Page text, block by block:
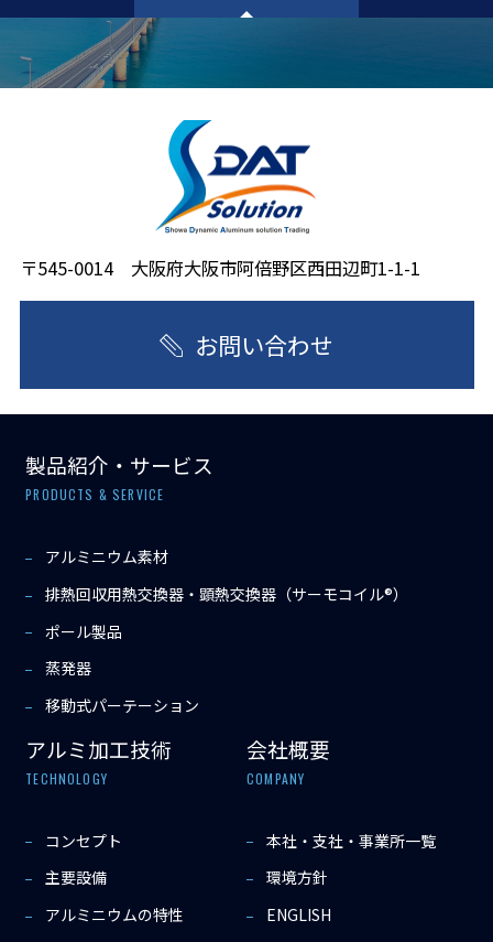
〒545-0014 大阪府大阪市阿倍野区西田辺町1-1-1
お問い合わせ
製品紹介・サービス
PRODUCTS & SERVICE
アルミニウム素材
排熱回収用熱交換器・顕熱交換器（サーモコイル®）
ポール製品
蒸発器
移動式パーテーション
アルミ加工技術
TECHNOLOGY
コンセプト
主要設備
アルミニウムの特性
会社概要
COMPANY
本社・支社・事業所一覧
環境方針
ENGLISH